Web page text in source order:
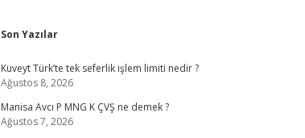
Sidebar
Son Yazılar
Kuveyt Türk’te tek seferlik işlem limiti nedir ?
Ağustos 8, 2026
Manisa Avcı P MNG K ÇVŞ ne demek ?
Ağustos 7, 2026